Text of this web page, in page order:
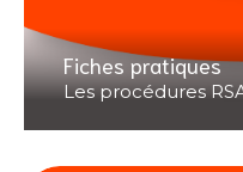
Fiches pratiques
Les procédures